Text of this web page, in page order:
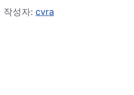
작성자: cvra